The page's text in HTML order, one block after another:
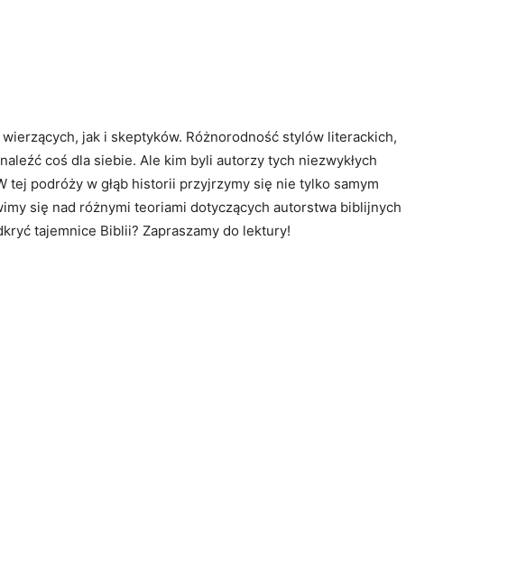
jak i skeptyków. Różnorodność stylów literackich,
coś dla siebie. Ale kim byli autorzy tych niezwykłych
tej podróży w głąb historii przyjrzymy się nie tylko samym
się nad różnymi teoriami dotyczących autorstwa biblijnych
tajemnice Biblii? Zapraszamy do lektury!